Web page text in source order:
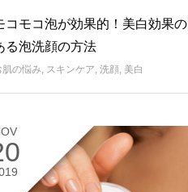
コモコ泡が効果的！美白効果の
る泡洗顔の方法
肌の悩み, スキンケア, 洗顔, 美白